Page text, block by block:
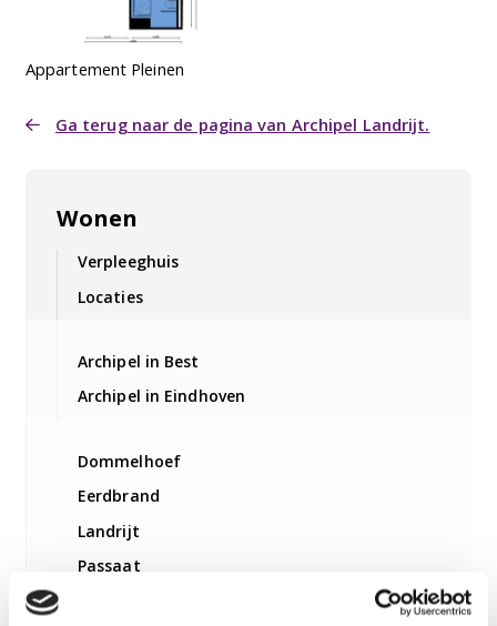
Wonen
Verpleeghuis
Locaties
Archipel in Best
Archipel in Eindhoven
Dommelhoef
Eerdbrand
Landrijt
Passaat
Appartement Pleinen
Ga terug naar de pagina van Archipel Landrijt.